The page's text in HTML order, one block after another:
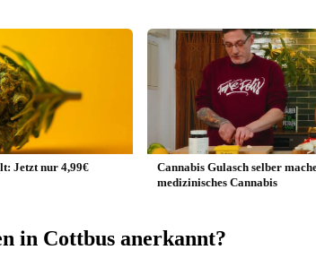
Jetzt nur 4,99€
Cannabis Gulasch selber
medizinisches Cannabis
in Cottbus anerkannt?